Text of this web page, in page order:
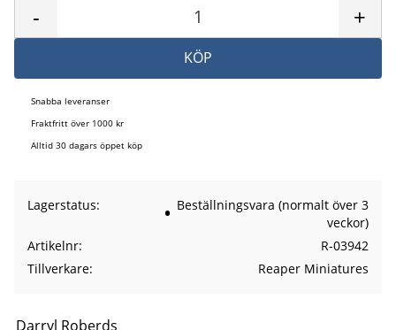
+
-
KÖP
Snabba leveranser
Fraktfritt över 1000 kr
Alltid 30 dagars öppet köp
Lagerstatus
Beställningsvara (normalt över 3
veckor)
Artikelnr
R-03942
Tillverkare
Reaper Miniatures
Darryl Roberds